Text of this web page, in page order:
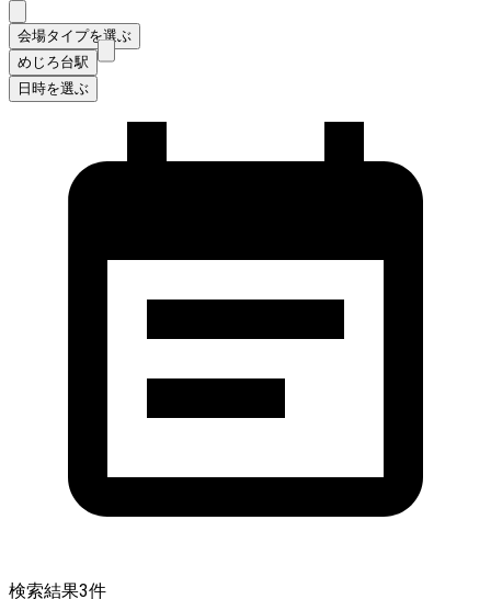
会場タイプを選ぶ
めじろ台駅
日時を選ぶ
検索結果3件